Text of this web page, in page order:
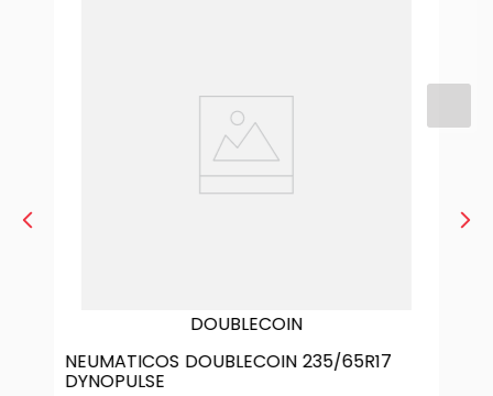
DOUBLECOIN
NEUMATICOS DOUBLECOIN 235/65R17
DYNOPULSE